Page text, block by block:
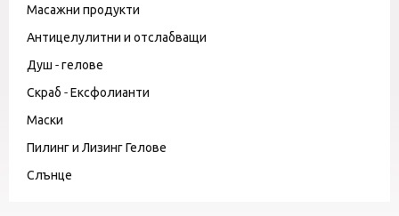
Масажни продукти
Антицелулитни и отслабващи
Душ - гелове
Скраб - Ексфолианти
Маски
Пилинг и Лизинг Гелове
Слънце